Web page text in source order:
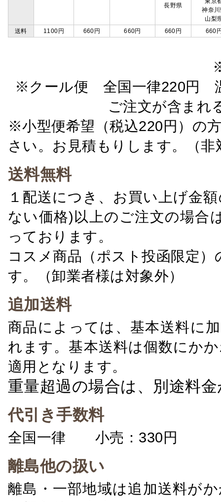
長野県
神奈
山梨
送料
1100円 660円 660円 660円 660
※クール便 全国一律220円
ご注文が含ま
※小型便希望（税込220円）の
さい。お見積もりします。（非
送料無料
１配送につき、お買い上げ金
ない価格)以上のご注文の場合
っております。
コスメ商品（ポスト投函限定
す。（卸業者様は対象外）
追加送料
商品によっては、基本送料に
れます。基本送料は個数にか
適用となります。
重量超過の場合は、別途料
代引き手数料
全国一律 小売：330円 卸
離島他の扱い
離島・一部地域は追加送料が